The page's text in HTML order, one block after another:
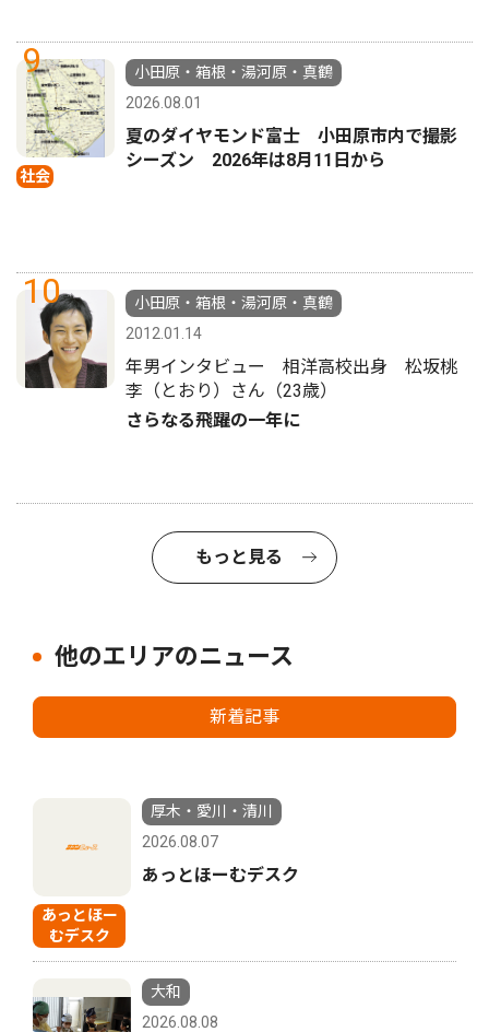
9
社会
小田原・箱根・湯河原・真鶴
2026.08.01
夏のダイヤモンド富士 小田原市内で撮影
シーズン 2026年は8月11日から
10
小田原・箱根・湯河原・真鶴
2012.01.14
年男インタビュー 相洋高校出身 松坂桃
李（とおり）さん（23歳）
さらなる飛躍の一年に
もっと見る
他のエリアのニュース
新着記事
あっとほー
むデスク
厚木・愛川・清川
2026.08.07
あっとほーむデスク
大和
2026.08.08